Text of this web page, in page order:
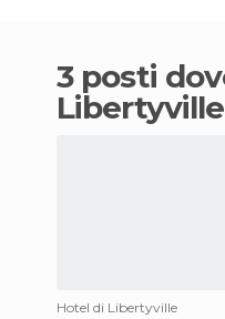
3 posti dove dormire a
Libertyville
Hotel di Libertyville